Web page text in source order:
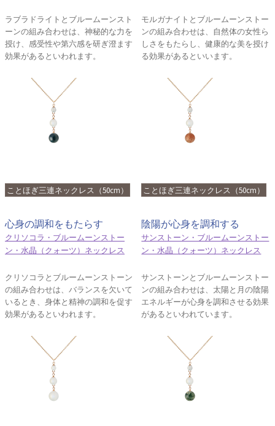
ラブラドライトとブルームーンスト
ーンの組み合わせは、神秘的な力を
授け、感受性や第六感を研ぎ澄ます
効果があるといわれます。
モルガナイトとブルームーンストー
ンの組み合わせは、自然体の女性ら
しさをもたらし、健康的な美を授け
る効果があるといいます。
ことほぎ三連ネックレス（50cm）
心身の調和をもたらす
クリソコラ・ブルームーンストー
ン・水晶（クォーツ）ネックレス
クリソコラとブルームーンストーン
の組み合わせは、バランスを欠いて
いるとき、身体と精神の調和を促す
効果があるといわれます。
ことほぎ三連ネックレス（50cm）
陰陽が心身を調和する
サンストーン・ブルームーンストー
ン・水晶（クォーツ）ネックレス
サンストーンとブルームーンストー
ンの組み合わせは、太陽と月の陰陽
エネルギーが心身を調和させる効果
があるといわれています。